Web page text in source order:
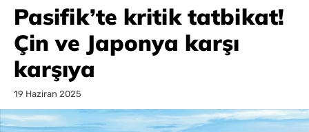
Pasifik’te kritik tatbikat!
Çin ve Japonya karşı
karşıya
19 Haziran 2025